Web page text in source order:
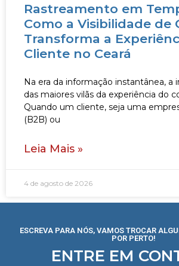
Rastreamento em
Como a Visibilidade de
Transforma a
Cliente no Ceará
Na era da informação instantânea, a
das maiores vilãs da experiência do
Quando um cliente, seja uma
(B2B) ou
Leia Mais »
4 de agosto de 2026
ESCREVA PARA NÓS, VAMOS TROCAR
POR PERTO!
ENTRE EM